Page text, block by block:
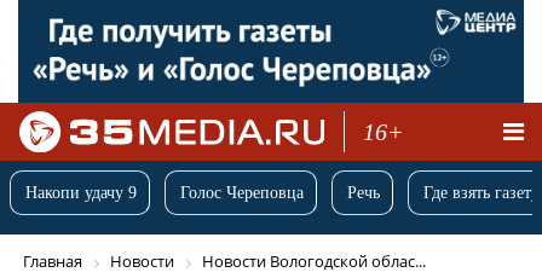
16+
Накопи удачу 9 Голос Череповца Речь Где взять
Главная Новости
Новости Вологодской облас...